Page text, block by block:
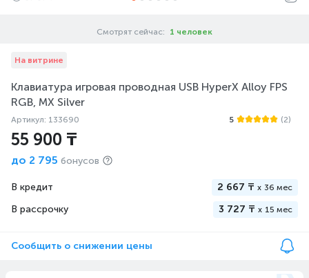
Смотрят сейчас: 1 человек
На витрине
Клавиатура игровая проводная USB HyperX Alloy FPS
RGB, MX Silver
Артикул: 133690 5 (2)
55 900 ₸
до 2 795 бонусов
В кредит 2 667 ₸ x 36 мес
В рассрочку 3 727 ₸ x 15 мес
Сообщить о снижении цены